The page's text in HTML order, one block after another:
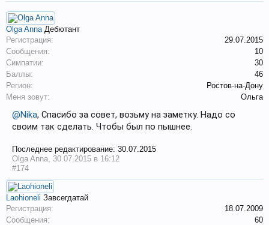
Olga Anna Дебютант
Регистрация:
29.07.2015
Сообщения:
10
Симпатии:
30
Баллы:
46
Регион:
Ростов-на-Дону
Меня зовут:
Ольга
@Nika, Спасибо за совет, возьму на заметку. Надо со
своим так сделать. Чтобы был по пышнее.
Последнее редактирование: 30.07.2015
Olga Anna, 30.07.2015 в 16:12
#174
Laohioneli Завсегдатай
Регистрация:
18.07.2009
Сообщения:
60